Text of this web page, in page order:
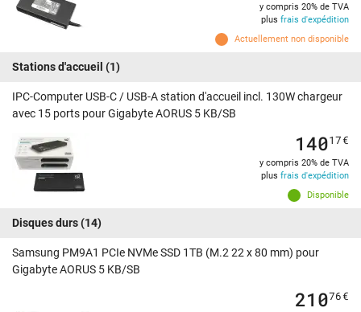
Actuellement non disponible
y compris 20% de TVA
plus frais d'expédition
Stations d'accueil (1)
IPC-Computer USB-C / USB-A station d'accueil incl. 130W chargeur
avec 15 ports pour Gigabyte AORUS 5 KB/SB
Disponible
14017€
y compris 20% de TVA
plus frais d'expédition
Disques durs(14)
Samsung PM9A1 PCIe NVMe SSD 1TB (M.2 22 x 80 mm) pour
Gigabyte AORUS 5 KB/SB
21076€